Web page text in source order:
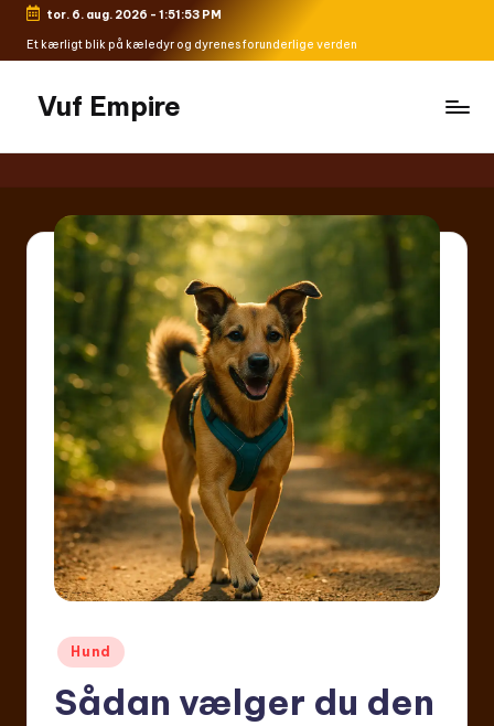
Skip
content
tor. 6. aug. 2026 - 1:51:54 PM
Et kærligt blik på kæledyr og dyrenes forunderlige verden
Vuf Empire
Posted
in
Hund
Sådan vælger du den